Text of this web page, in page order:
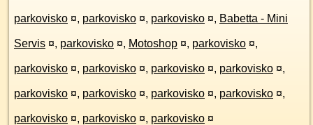
parkovisko ¤, parkovisko ¤, parkovisko ¤, Babetta - Mini
Servis ¤, parkovisko ¤, Motoshop ¤, parkovisko ¤,
parkovisko ¤, parkovisko ¤, parkovisko ¤, parkovisko ¤,
parkovisko ¤, parkovisko ¤, parkovisko ¤, parkovisko ¤,
parkovisko ¤, parkovisko ¤, parkovisko ¤